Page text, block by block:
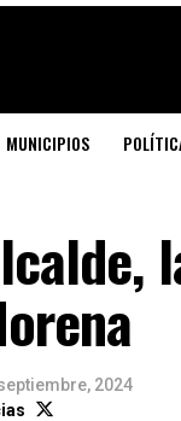
MUNICIPIOS
2024